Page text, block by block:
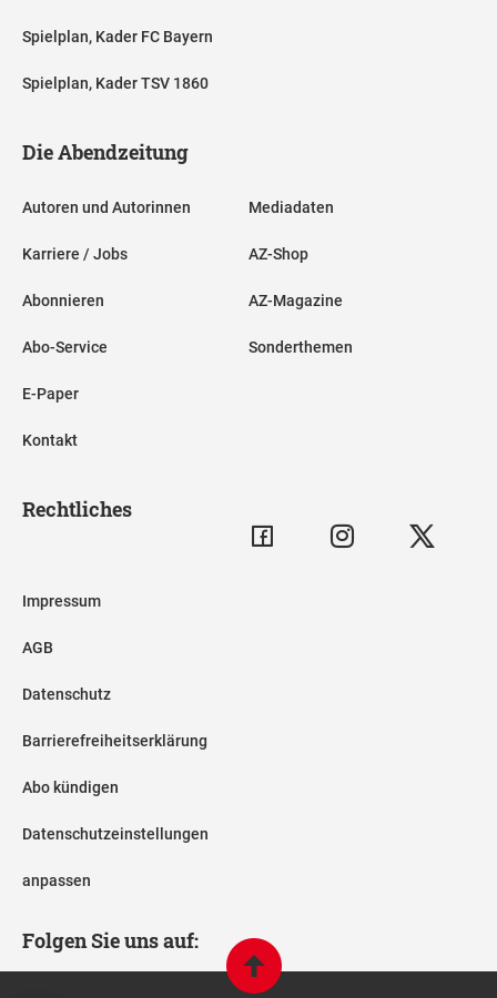
Spielplan, Kader FC Bayern
Spielplan, Kader TSV 1860
Die Abendzeitung
Autoren und Autorinnen
Karriere / Jobs
Abonnieren
Abo-Service
E-Paper
Kontakt
Mediadaten
AZ-Shop
AZ-Magazine
Sonderthemen
Rechtliches
Impressum
AGB
Datenschutz
Barrierefreiheitserklärung
Abo kündigen
Datenschutzeinstellungen
anpassen
Folgen Sie uns auf: